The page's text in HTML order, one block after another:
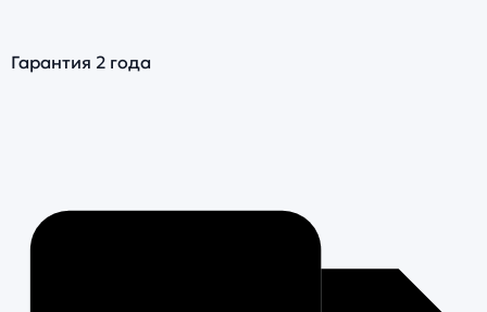
Гарантия 2 года